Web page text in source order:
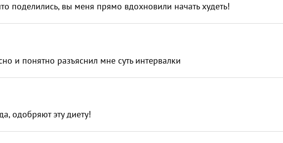
поделились, вы меня прямо вдохновили начать худеть!
и понятно разъяснил мне суть интервалки
одобряют эту диету!